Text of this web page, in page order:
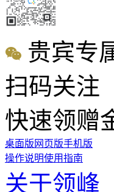
贵宾专
扫码关注
快速领赠
桌面版 网页版手机版
操作说明使用指南
关于领峰